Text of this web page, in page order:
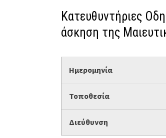
Κατευθυντήριες
άσκηση της
Ημερομηνία
Τοποθεσία
Διεύθυνση